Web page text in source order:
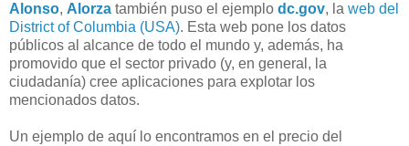
Alonso, Alorza también puso el ejemplo dc.gov, la web del
District of Columbia (USA). Esta web pone los datos
públicos al alcance de todo el mundo y, además, ha
promovido que el sector privado (y, en general, la
ciudadanía) cree aplicaciones para explotar los
mencionados datos.
Un ejemplo de aquí lo encontramos en el precio del